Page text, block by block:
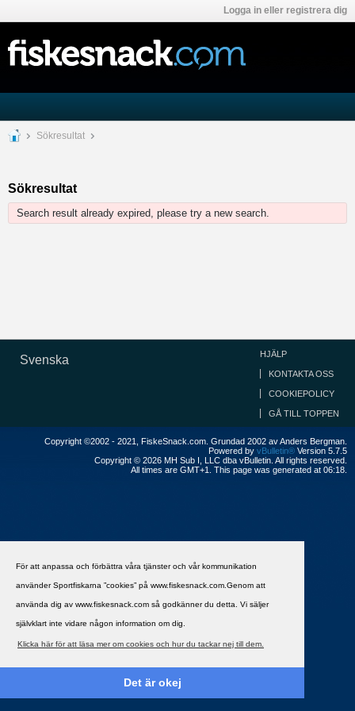
För att anpassa och förbättra våra tjänster och vår kommunikation
använder Sportfiskarna ”cookies” på www.fiskesnack.com.Genom att
använda dig av www.fiskesnack.com så godkänner du detta. Vi säljer
självklart inte vidare någon information om dig.
Klicka här för att läsa mer om cookies och hur du tackar nej till dem.
Det är okej
Logga in eller registrera dig
Sökresultat
Sökresultat
Search result already expired, please try a new search.
Svenska HJÄLP
KONTAKTA OSS
COOKIEPOLICY
GÅ TILL TOPPEN
Copyright ©2002 - 2021, FiskeSnack.com. Grundad 2002 av Anders Bergman.
Powered by vBulletin® Version 5.7.5
Copyright © 2026 MH Sub I, LLC dba vBulletin. All rights reserved.
All times are GMT+1. This page was generated at 06:18.